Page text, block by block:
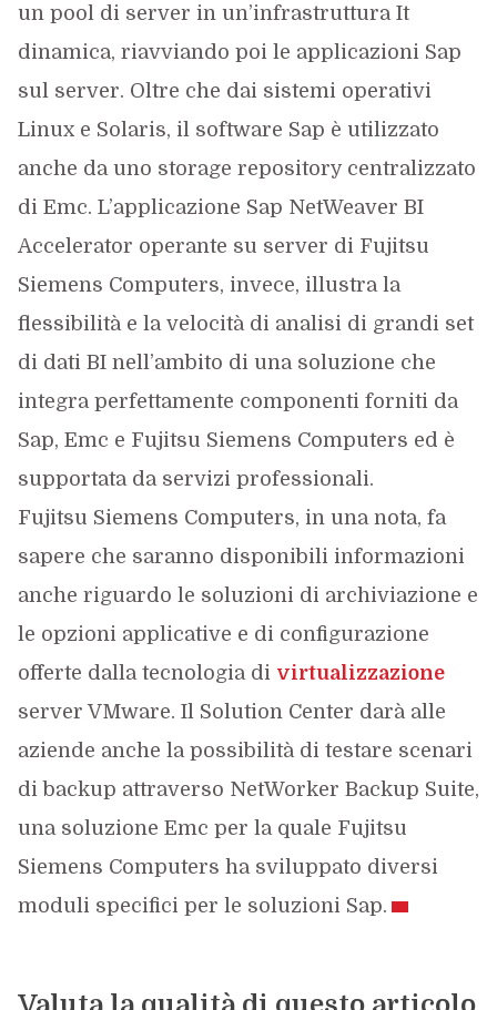
un pool di server in un’infrastruttura It
dinamica, riavviando poi le applicazioni Sap
sul server. Oltre che dai sistemi operativi
Linux e Solaris, il software Sap è utilizzato
anche da uno storage repository centralizzato
di Emc. L’applicazione Sap NetWeaver BI
Accelerator operante su server di Fujitsu
Siemens Computers, invece, illustra la
flessibilità e la velocità di analisi di grandi set
di dati BI nell’ambito di una soluzione che
integra perfettamente componenti forniti da
Sap, Emc e Fujitsu Siemens Computers ed è
supportata da servizi professionali.
Fujitsu Siemens Computers, in una nota, fa
sapere che saranno disponibili informazioni
anche riguardo le soluzioni di archiviazione e
le opzioni applicative e di configurazione
offerte dalla tecnologia di virtualizzazione
server VMware. Il Solution Center darà alle
aziende anche la possibilità di testare scenari
di backup attraverso NetWorker Backup Suite,
una soluzione Emc per la quale Fujitsu
Siemens Computers ha sviluppato diversi
moduli specifici per le soluzioni Sap.